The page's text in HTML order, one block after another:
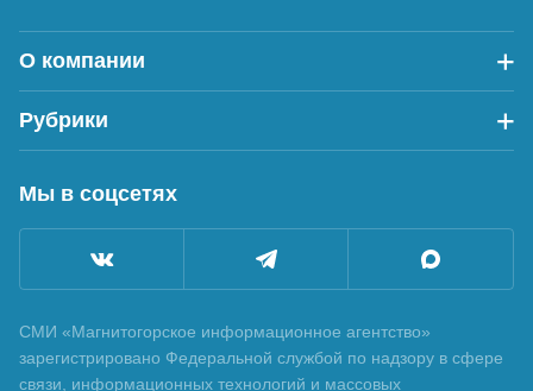
О компании
Рубрики
Мы в соцсетях
СМИ «Магнитогорское информационное агентство»
зарегистрировано Федеральной службой по надзору в сфере
связи, информационных технологий и массовых